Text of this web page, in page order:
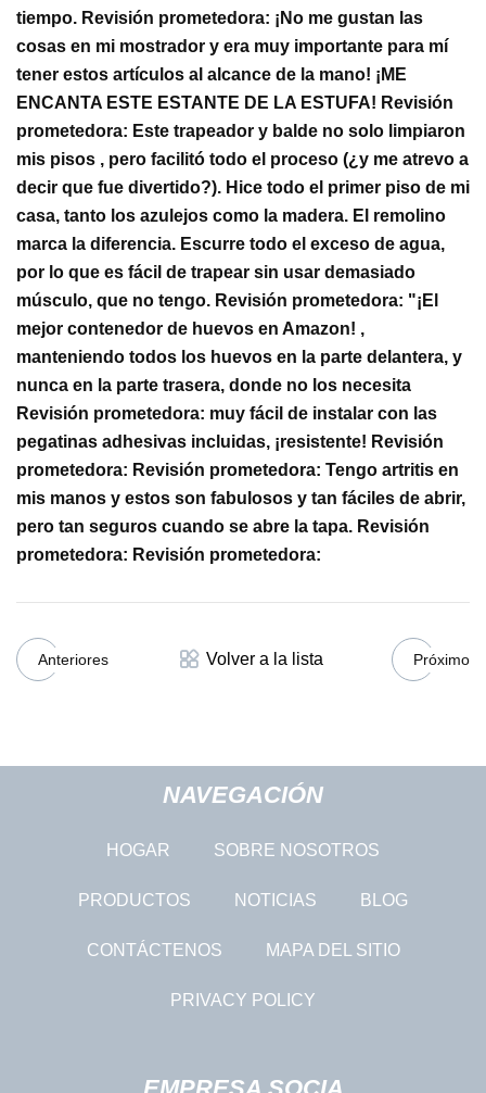
tiempo. Revisión prometedora: ¡No me gustan las
cosas en mi mostrador y era muy importante para mí
tener estos artículos al alcance de la mano! ¡ME
ENCANTA ESTE ESTANTE DE LA ESTUFA! Revisión
prometedora: Este trapeador y balde no solo limpiaron
mis pisos , pero facilitó todo el proceso (¿y me atrevo a
decir que fue divertido?). Hice todo el primer piso de mi
casa, tanto los azulejos como la madera. El remolino
marca la diferencia. Escurre todo el exceso de agua,
por lo que es fácil de trapear sin usar demasiado
músculo, que no tengo. Revisión prometedora: "¡El
mejor contenedor de huevos en Amazon! ,
manteniendo todos los huevos en la parte delantera, y
nunca en la parte trasera, donde no los necesita
Revisión prometedora: muy fácil de instalar con las
pegatinas adhesivas incluidas, ¡resistente! Revisión
prometedora: Revisión prometedora: Tengo artritis en
mis manos y estos son fabulosos y tan fáciles de abrir,
pero tan seguros cuando se abre la tapa. Revisión
prometedora: Revisión prometedora:
Anteriores Volver a la lista Próximo
NAVEGACIÓN
HOGAR SOBRE NOSOTROS
PRODUCTOS NOTICIAS BLOG
CONTÁCTENOS MAPA DEL SITIO
PRIVACY POLICY